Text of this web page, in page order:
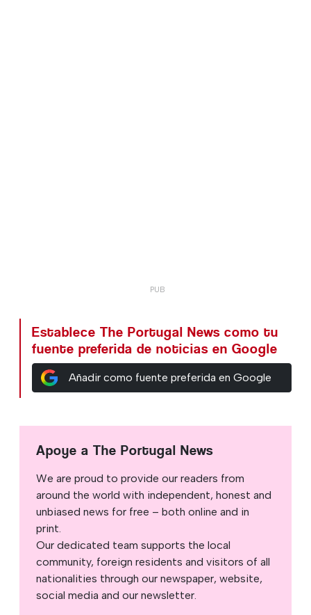
Establece The Portugal News como tu
fuente preferida de noticias en Google
Añadir como fuente preferida en Google
Apoye a The Portugal News
We are proud to provide our readers from
around the world with independent, honest and
unbiased news for free – both online and in
print.
Our dedicated team supports the local
community, foreign residents and visitors of all
nationalities through our newspaper, website,
social media and our newsletter.